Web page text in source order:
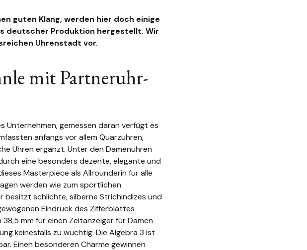
guten Klang, werden hier doch einige
deutscher Produktion hergestellt. Wir
Uhrenstadt vor.
mit Partneruhr-
Unternehmen, gemessen daran verfügt es
anfangs vor allem Quarzuhren,
Uhren ergänzt. Unter den Damenuhren
eine besonders dezente, elegante und
Masterpiece als Allrounderin für alle
werden wie zum sportlichen
schlichte, silberne Strichindizes und
Eindruck des Zifferblattes
mm für einen Zeitanzeiger für Damen
keinesfalls zu wuchtig. Die Algebra 3 ist
Einen besonderen Charme gewinnen